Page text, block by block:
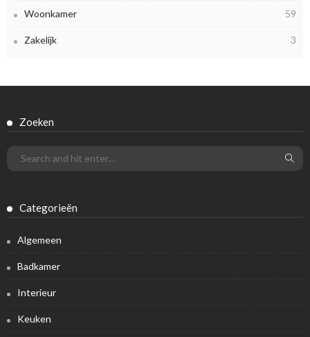
Woonkamer 59
Zakelijk 3
Zoeken
Categorieën
Algemeen
Badkamer
Interieur
Keuken